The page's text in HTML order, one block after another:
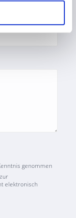
genommen
elektronisch